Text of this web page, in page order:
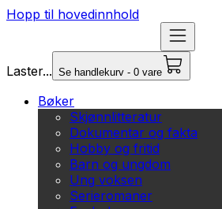
Hopp til hovedinnhold
Laster... Se handlekurv - 0 vare
Bøker
Skjønnlitteratur
Dokumentar og fakta
Hobby og fritid
Barn og ungdom
Ung voksen
Serieromaner